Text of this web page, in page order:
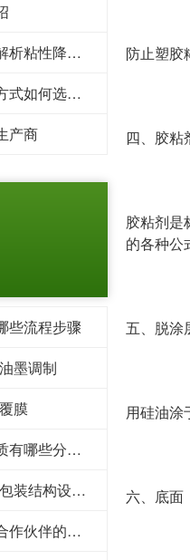
宜昌不干胶标签厂家解析粘性降低的原因
宜昌不干胶标签印刷方式如何选用？
产商
些流程步骤
墨调制
膜
宜昌不干胶标签的材质有哪些分类呢？
宜昌包装盒包装设计-包装结构设计流程
宜昌不干胶标签印刷合作伙伴的重要因素分析
防止塑胶
四、胶粘
胶粘剂是
的各种公
五、脱涂
用硅油涂
六、底面